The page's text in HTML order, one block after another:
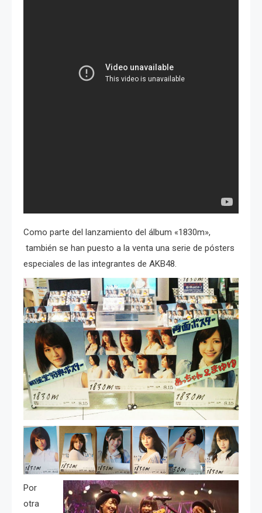
Como parte del lanzamiento del álbum «1830m»,
también se han puesto a la venta una serie de pósters
especiales de las integrantes de AKB48.
Por
otra